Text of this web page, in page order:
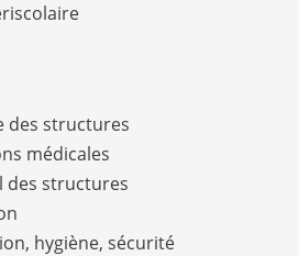
des structures
médicales
des structures
hygiène, sécurité